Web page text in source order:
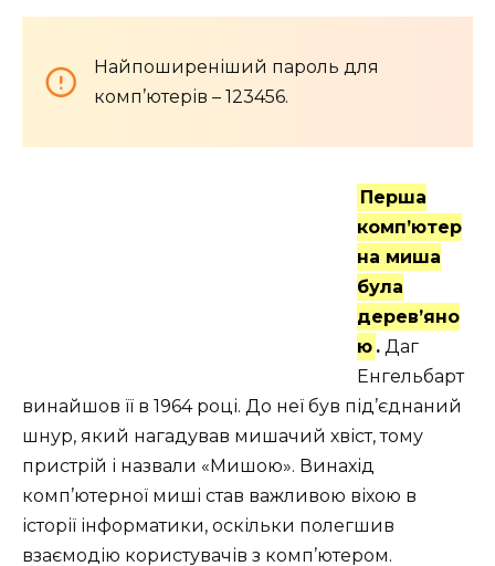
Найпоширеніший пароль для
комп’ютерів – 123456.
Перша
комп’ютер
на миша
була
дерев’яно
ю . Даг
Енгельбарт
винайшов її в 1964 році. До неї був під’єднаний
шнур, який нагадував мишачий хвіст, тому
пристрій і назвали «Мишою». Винахід
комп’ютерної миші став важливою віхою в
історії інформатики, оскільки полегшив
взаємодію користувачів з комп’ютером.